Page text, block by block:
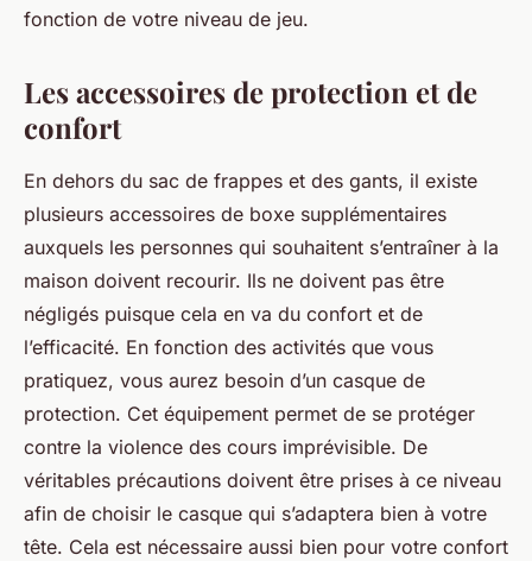
fonction de votre niveau de jeu.
Les accessoires de protection et de
confort
En dehors du sac de frappes et des gants, il existe
plusieurs accessoires de boxe supplémentaires
auxquels les personnes qui souhaitent s’entraîner à la
maison doivent recourir. Ils ne doivent pas être
négligés puisque cela en va du confort et de
l’efficacité. En fonction des activités que vous
pratiquez, vous aurez besoin d’un casque de
protection. Cet équipement permet de se protéger
contre la violence des cours imprévisible. De
véritables précautions doivent être prises à ce niveau
afin de choisir le casque qui s’adaptera bien à votre
tête. Cela est nécessaire aussi bien pour votre confort